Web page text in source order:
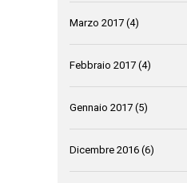
Marzo 2017 (4)
Febbraio 2017 (4)
Gennaio 2017 (5)
Dicembre 2016 (6)